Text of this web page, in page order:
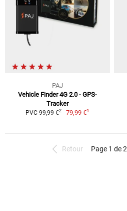
PAJ
Vehicle Finder 4G 2.0 - GPS-
Tracker
PVC 99,99 €2 79,99 €1
Retour Page 1 de 2